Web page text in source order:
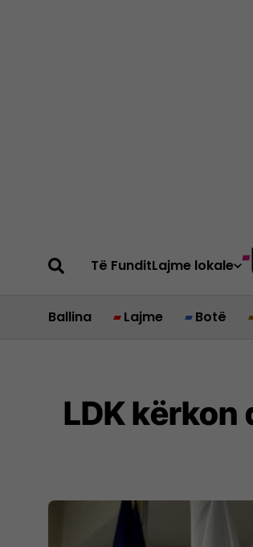
Të FunditLajme lokale
Ballina Lajme Botë
LDK kërkon